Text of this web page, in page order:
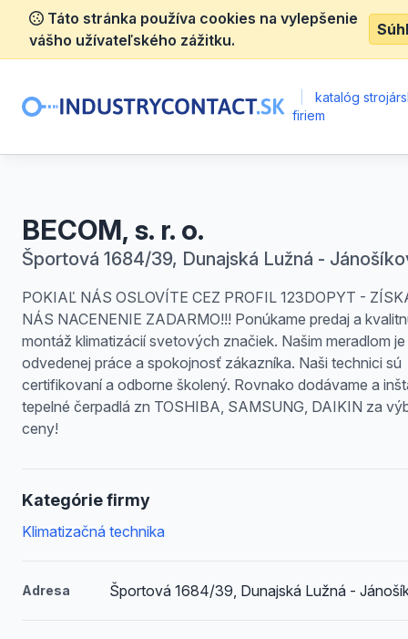
Táto stránka používa cookies na vylepšenie
vášho užívateľského zážitku.
katalóg
firiem
BECOM, s. r. o.
Športová 1684/39, Dunajská Lužná -
POKIAĽ NÁS OSLOVÍTE CEZ PROFIL 123DOPYT -
NÁS NACENENIE ZADARMO!!! Ponúkame predaj a
montáž klimatizácií svetových značiek. Našim meradlom
odvedenej práce a spokojnosť zákazníka. Naši technici sú
certifikovaní a odborne školený. Rovnako dodávame a
tepelné čerpadlá zn TOSHIBA, SAMSUNG, DAIKIN za
ceny!
Kategórie firmy
Klimatizačná technika
Adresa Športová 1684/39, Dunajská Lužná -